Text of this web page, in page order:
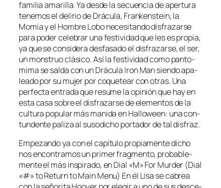
fa­mi­lia ama­ri­lla. Ya des­de la se­cuen­cia de aper­tu­ra
te­ne­mos el de­li­rio de Drácula, Frankenstein, la
Momia y el Hombre Lobo ne­ce­si­tan­do dis­fra­zar­se
pa­ra po­der ce­le­brar una fes­ti­vi­dad que les es pro­pia,
ya que se con­si­de­ra des­fa­sa­do el dis­fra­zar­se, el ser,
un mons­truo clá­si­co. Así la fes­ti­vi­dad co­mo pan­to­
mi­ma se sal­da con un Drácula Iron Man sien­do apa­
lea­do por su mu­jer por co­que­tear con otras. Una
per­fec­ta en­tra­da que re­su­me la opi­nión que hay en
es­ta ca­sa so­bre el dis­fra­zar­se de ele­men­tos de la
cul­tu­ra po­pu­lar más ma­ni­da en Halloween: una con­
tun­den­te pa­li­za al su­so­di­cho por­ta­dor de tal disfraz.
Empezando ya con el ca­pí­tu­lo pro­pia­men­te di­cho
nos en­con­tra­mos un pri­mer frag­men­to, pro­ba­ble­
men­te el más ins­pi­ra­do, en Dial «M» For Murder (Dial
«#» to Return to Main Menu) En él Lisa se ca­brea